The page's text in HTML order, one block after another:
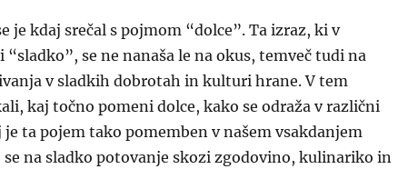
je kdaj srečal s pojmom “dolce”. Ta izraz, ki v
se ne nanaša le na okus, temveč tudi na
v sladkih dobrotah in kulturi hrane. V tem
kaj točno pomeni dolce, kako se odraža v različni
ta pojem tako pomemben v našem vsakdanjem
na sladko potovanje skozi zgodovino, kulinariko in